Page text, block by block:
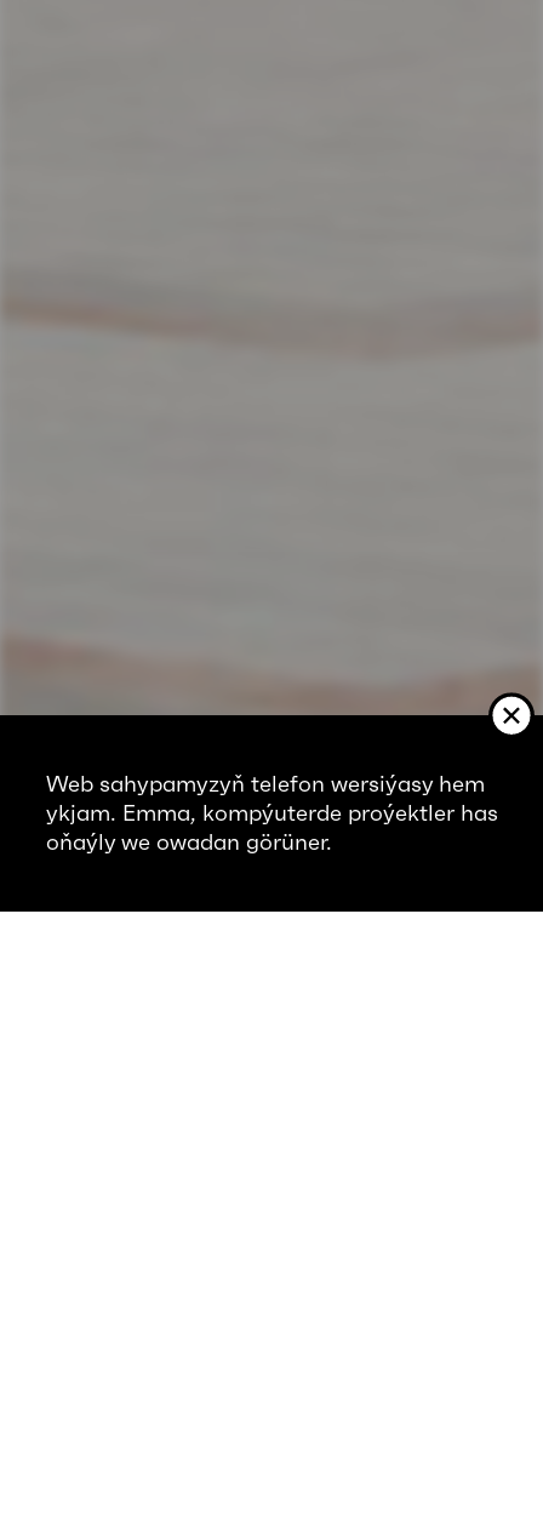
Web sahypamyzyň telefon wersiýasy hem
ykjam. Emma, kompýuterde proýektler has
oňaýly we owadan görüner.